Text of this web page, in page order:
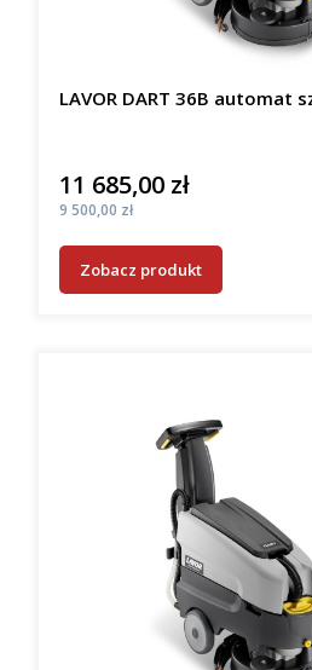
LAVOR DART 36B automat
Cena
11 685,00 zł
Cena
9 500,00 zł
Zobacz produkt